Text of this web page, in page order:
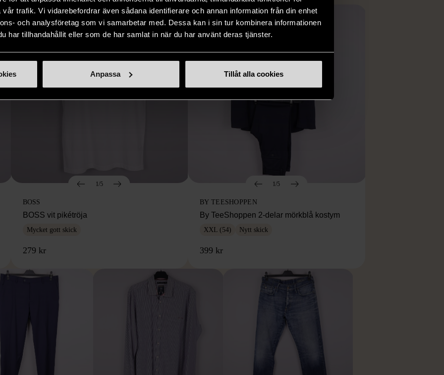
trafik. Vi vidarebefordrar även sådana identifierare och annan information från din enhet
och analysföretag som vi samarbetar med. Dessa kan i sin tur kombinera informationen
har tillhandahållit eller som de har samlat in när du har använt deras tjänster.
Anpassa Tillåt alla cookies
1/5
BOSS
BOSS vit pikétröja
Mycket gott skick
279 kr
1/5
BY TEESHOPPEN
By TeeShoppen 2-delar mörkblå kostym
XXL (54) Nytt skick
399 kr